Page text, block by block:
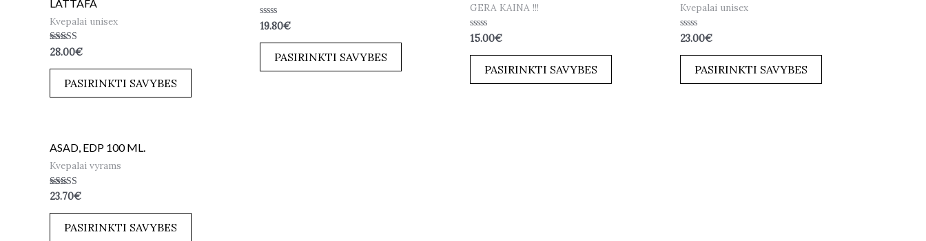
LATTAFA
Kvepalai unisex
Įvertinimas:
iš 5
28.00€
PASIRINKTI SAVYBES
Įvertinimas:
iš
19.80€
PASIRINKTI SAVYBES
GERA KAINA !!!
Įvertinimas:
iš
15.00€
PASIRINKTI SAVYBES
Kvepalai unisex
Įvertinimas:
iš
23.00€
PASIRINKTI SAVYBES
ASAD, EDP 100 ML.
Kvepalai vyrams
Įvertinimas:
iš 5
23.70€
PASIRINKTI SAVYBES